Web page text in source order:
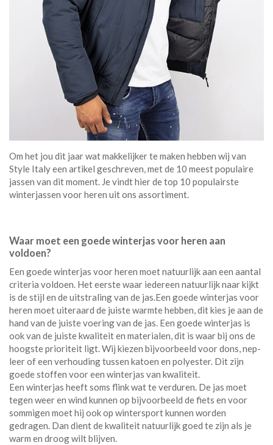
Om het jou dit jaar wat makkelijker te maken hebben wij van
Style Italy een artikel geschreven, met de 10 meest populaire
jassen van dit moment. Je vindt hier de top 10 populairste
winterjassen voor heren uit ons assortiment.
Waar moet een goede winterjas voor heren aan
voldoen?
Een goede winterjas voor heren moet natuurlijk aan een aantal
criteria voldoen. Het eerste waar iedereen natuurlijk naar kijkt
is de stijl en de uitstraling van de jas.Een goede winterjas voor
heren moet uiteraard de juiste warmte hebben, dit kies je aan de
hand van de juiste voering van de jas. Een goede winterjas is
ook van de juiste kwaliteit en materialen, dit is waar bij ons de
hoogste prioriteit ligt. Wij kiezen bijvoorbeeld voor dons, nep-
leer of een verhouding tussen katoen en polyester. Dit zijn
goede stoffen voor een winterjas van kwaliteit.
Een winterjas heeft soms flink wat te verduren. De jas moet
tegen weer en wind kunnen op bijvoorbeeld de fiets en voor
sommigen moet hij ook op wintersport kunnen worden
gedragen. Dan dient de kwaliteit natuurlijk goed te zijn als je
warm en droog wilt blijven.